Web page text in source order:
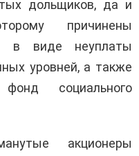
дольщиков, да и
причинены
в виде неуплаты
уровней, а также
социального
акционеры